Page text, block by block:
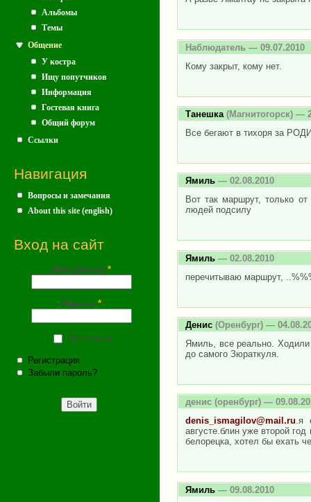
Альбомы
Темы
Общение
У костра
Ищу попутчиков
Информация
Гостевая книга
Общий форум
Ссылки
Навигация
Вопросы и замечания
About this site (english)
Вход на сайт
Имя (почта) *
Пароль *
Запомнить
Регистрация
Забыли пароль?
Наблюдатель — 09.07.2010
Кому закрыт, кому нет.
Танешка (Магнитогорск) —
Все бегают в тихоря за
Ямиль — 02.08.2010
Вот так маршрут, только
людей подсилу
Ямиль — 02.08.2010
перечитываю маршрут,
Денис (Оренбург) —
Ямиль, все реально.
до самого Зюраткуля.
денис (оренбург) —
denis_ismagilov@mail.ru.я
августе.блин уже второй
белорецка, хотел бы ехать
Ямиль — 09.08.2010